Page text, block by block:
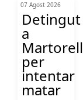
07 Agost 2026
Detingut
a
Martorell
per
intentar
matar